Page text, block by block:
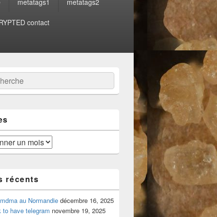
contact
récents
au Normandie décembre 16, 2025
to have telegram novembre 19, 2025